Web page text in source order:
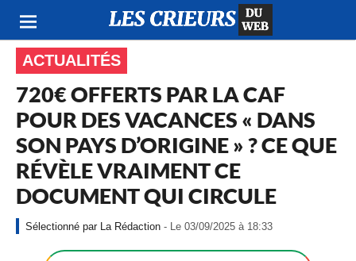
ACTUALITÉS
720€ OFFERTS PAR LA CAF
POUR DES VACANCES « DANS
SON PAYS D’ORIGINE » ? CE QUE
RÉVÈLE VRAIMENT CE
DOCUMENT QUI CIRCULE
La Rédaction - Le 03/09/2025 à 18:33